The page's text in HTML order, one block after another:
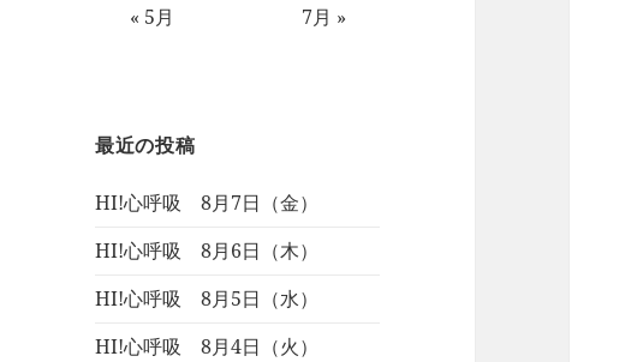
« 5月
7月 »
最近の投稿
HI!心呼吸 8月7日（金）
HI!心呼吸 8月6日（木）
HI!心呼吸 8月5日（水）
HI!心呼吸 8月4日（火）